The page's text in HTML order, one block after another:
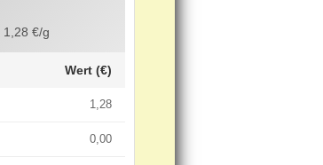
1,28 €/g
Wert (€)
1,28
0,00